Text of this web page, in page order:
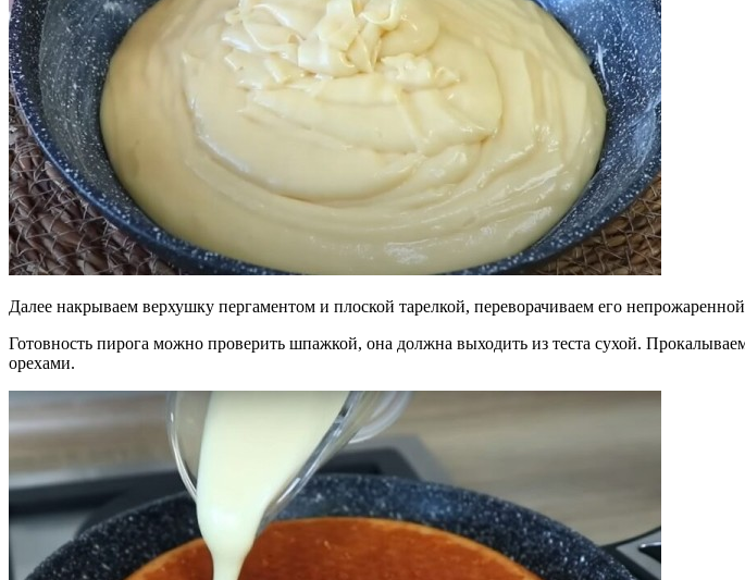
Далее накрываем верхушку пергаментом и плоской тарелкой, переворачиваем его
Готовность пирога можно проверить шпажкой, она должна выходить из теста сухой.
орехами.